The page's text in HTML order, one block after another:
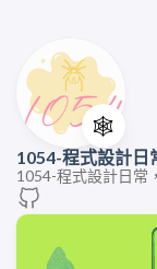
🕸️
1054-程式設計日
1054-程式設計日常